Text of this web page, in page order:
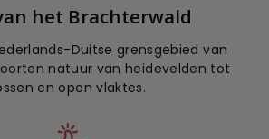
het Brachterwald
Duitse grensgebied van
natuur van heidevelden tot
en open vlaktes.